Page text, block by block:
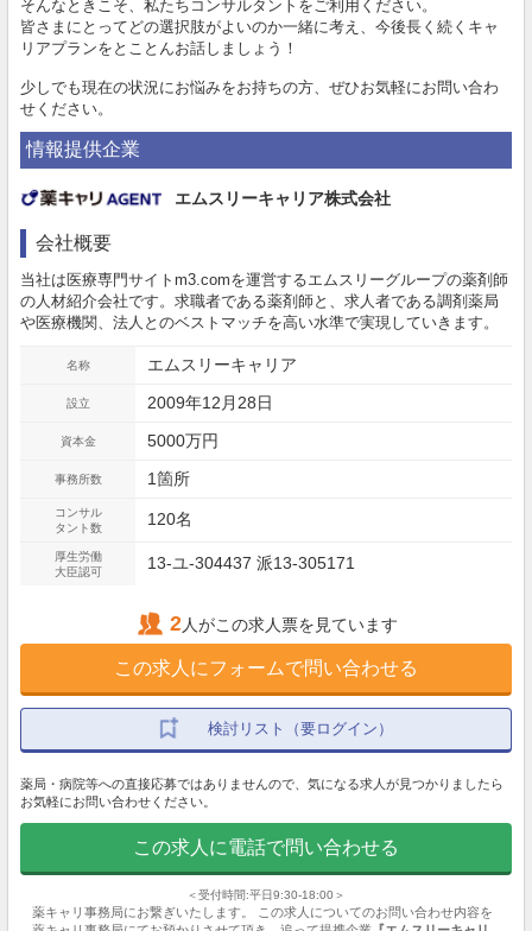
そんなときこそ、私たちコンサルタントをご利用ください。
皆さまにとってどの選択肢がよいのか一緒に考え、今後長く続くキャ
リアプランをとことんお話しましょう！
少しでも現在の状況にお悩みをお持ちの方、ぜひお気軽にお問い合わ
せください。
情報提供企業
エムスリーキャリア株式会社
会社概要
当社は医療専門サイトm3.comを運営するエムスリーグループの薬剤師
の人材紹介会社です。求職者である薬剤師と、求人者である調剤薬局
や医療機関、法人とのベストマッチを高い水準で実現していきます。
名称 エムスリーキャリア
設立 2009年12月28日
資本金 5000万円
事務所数 1箇所
コンサル
タント数
120名
厚生労働
大臣認可
13-ユ-304437 派13-305171
2人がこの求人票を見ています
この求人にフォームで問い合わせる
検討リスト（要ログイン）
薬局・病院等への直接応募ではありませんので、気になる求人が見つかりましたら
お気軽にお問い合わせください。
この求人に電話で問い合わせる
＜受付時間:平日9:30-18:00＞
薬キャリ事務局にお繋ぎいたします。 この求人についてのお問い合わせ内容を